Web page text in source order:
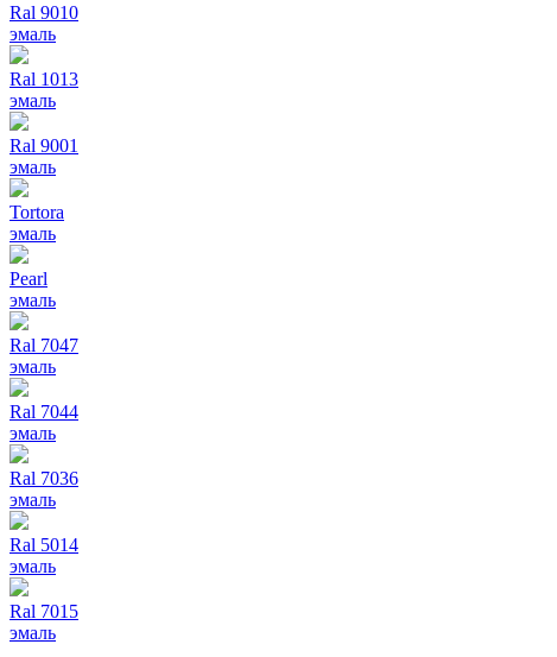
Ral 9010
эмаль
Ral 1013
эмаль
Ral 9001
эмаль
Tortora
эмаль
Pearl
эмаль
Ral 7047
эмаль
Ral 7044
эмаль
Ral 7036
эмаль
Ral 5014
эмаль
Ral 7015
эмаль